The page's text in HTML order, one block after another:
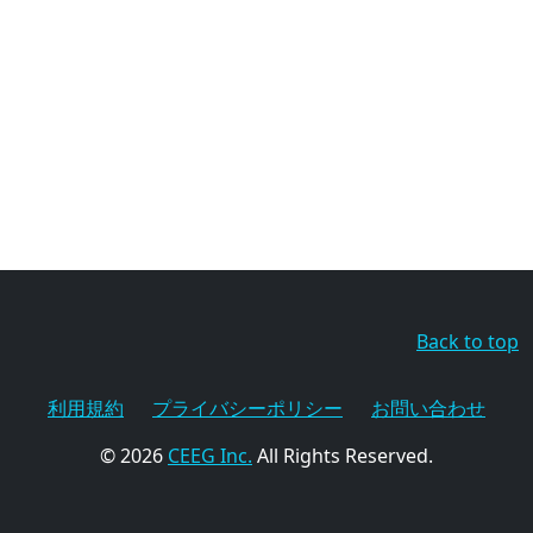
Back to top
利用規約 プライバシーポリシー
お問い合わせ
© 2026 CEEG Inc. All Rights Reserved.